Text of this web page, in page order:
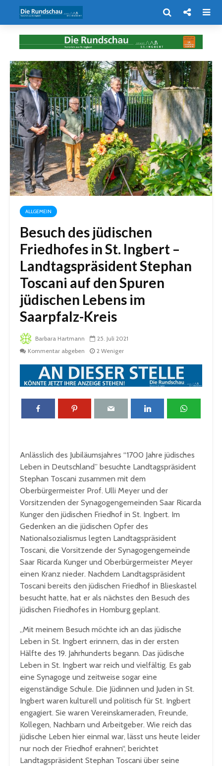
ALLGEMEIN
Besuch des jüdischen
Friedhofes in St. Ingbert –
Landtagspräsident Stephan
Toscani auf den Spuren
jüdischen Lebens im
Saarpfalz-Kreis
Barbara Hartmann
25. Juli 2021
Kommentar abgeben
2 Weniger
Anlässlich des Jubiläumsjahres “1700 Jahre jüdisches
Leben in Deutschland” besuchte Landtagspräsident
Stephan Toscani zusammen mit dem
Oberbürgermeister Prof. Ulli Meyer und der
Vorsitzenden der Synagogengemeinden Saar Ricarda
Kunger den jüdischen Friedhof in St. Ingbert. Im
Gedenken an die jüdischen Opfer des
Nationalsozialismus legten Landtagspräsident
Toscani, die Vorsitzende der Synagogengemeinde
Saar Ricarda Kunger und Oberbürgermeister Meyer
einen Kranz nieder. Nachdem Landtagspräsident
Toscani bereits den jüdischen Friedhof in Blieskastel
besucht hatte, hat er als nächstes den Besuch des
jüdischen Friedhofes in Homburg geplant.
„Mit meinem Besuch möchte ich an das jüdische
Leben in St. Ingbert erinnern, das in der ersten
Hälfte des 19. Jahrhunderts begann. Das jüdische
Leben in St. Ingbert war reich und vielfältig. Es gab
eine Synagoge und zeitweise sogar eine
eigenständige Schule. Die Jüdinnen und Juden in St.
Ingbert waren kulturell und politisch für St. Ingbert
engagiert. Sie waren Vereinskameraden, Freunde,
Kollegen, Nachbarn und Arbeitgeber. Wie reich das
jüdische Leben hier einmal war, lässt uns heute leider
nur noch der Friedhof erahnen“, berichtet
Landtagspräsident Stephan Toscani über seine